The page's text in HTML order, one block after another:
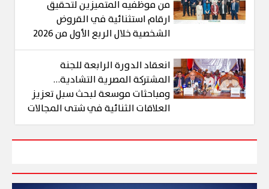
من موظفيه المتميزين لتحقيق
ارقام استثنائية في القروض
الشخصية خلال الربع الأول من 2026
انعقاد الدورة الرابعة للجنة
المشتركة المصرية التشادية…
ومباحثات موسعة لبحث سبل تعزيز
العلاقات الثنائية في شتى المجالات